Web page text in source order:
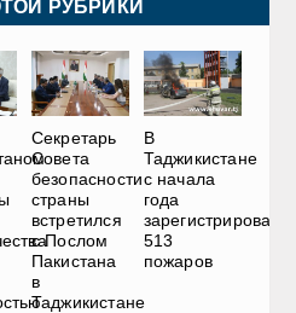
РУБРИКИ
Секретарь
Совета
безопасности
страны
встретился
с Послом
Пакистана
в
Таджикистане
В
Таджикистане
с начала
года
зарегистрировано
513
пожаров